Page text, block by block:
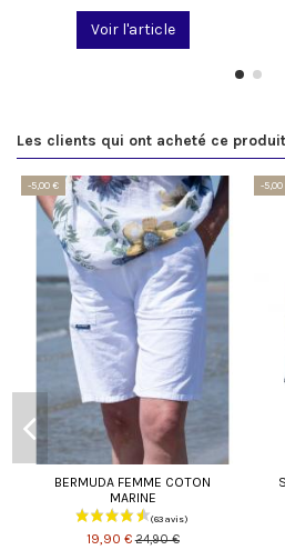
Voir l'article
Les clients qui ont acheté ce
-5,00 €
BERMUDA FEMME COTON
MARINE
19,90 €24,90 €
-5,00